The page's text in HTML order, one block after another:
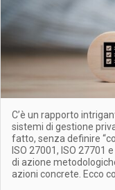
C’è un rapporto
sistemi di gestione
fatto, senza definire
ISO 27001, ISO 27701
di azione
azioni concrete. Ecco